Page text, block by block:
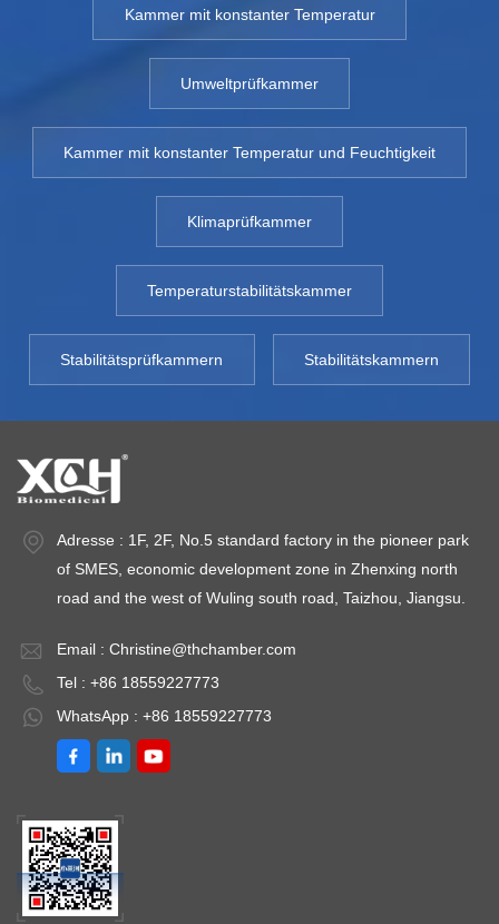
Kammer mit konstanter Temperatur
Umweltprüfkammer
Kammer mit konstanter Temperatur und Feuchtigkeit
Klimaprüfkammer
Temperaturstabilitätskammer
Stabilitätsprüfkammern Stabilitätskammern
Adresse : 1F, 2F, No.5 standard factory in the pioneer park
of SMES, economic development zone in Zhenxing north
road and the west of Wuling south road, Taizhou, Jiangsu.
Email : Christine@thchamber.com
Tel : +86 18559227773
WhatsApp : +86 18559227773